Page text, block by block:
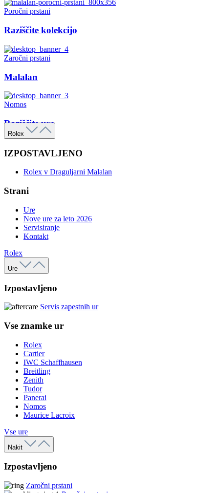
Poročni prstani
Raziščite kolekcijo
Zaročni prstani
Malalan
Nomos
Raziščite ure
Rolex
IZPOSTAVLJENO
Rolex v Draguljarni Malalan
Strani
Ure
Nove ure za leto 2026
Servisiranje
Kontakt
Rolex
Ure
Izpostavljeno
Servis zapestnih ur
Vse znamke ur
Rolex
Cartier
IWC Schaffhausen
Breitling
Zenith
Tudor
Panerai
Nomos
Maurice Lacroix
Vse ure
Nakit
Izpostavljeno
Zaročni prstani